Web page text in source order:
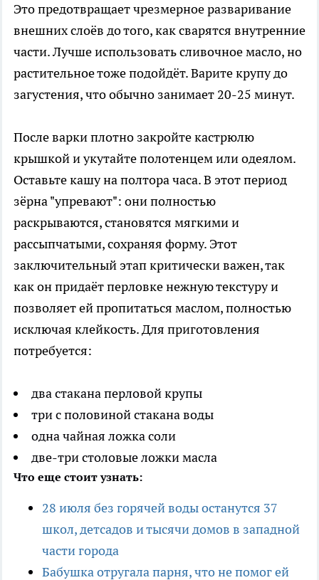
Это предотвращает чрезмерное разваривание
внешних слоёв до того, как сварятся внутренние
части. Лучше использовать сливочное масло, но
растительное тоже подойдёт. Варите крупу до
загустения, что обычно занимает 20-25 минут.
После варки плотно закройте кастрюлю
крышкой и укутайте полотенцем или одеялом.
Оставьте кашу на полтора часа. В этот период
зёрна "упревают": они полностью
раскрываются, становятся мягкими и
рассыпчатыми, сохраняя форму. Этот
заключительный этап критически важен, так
как он придаёт перловке нежную текстуру и
позволяет ей пропитаться маслом, полностью
исключая клейкость. Для приготовления
потребуется:
два стакана перловой крупы
три с половиной стакана воды
одна чайная ложка соли
две-три столовые ложки масла
Что еще стоит узнать:
28 июля без горячей воды останутся 37
школ, детсадов и тысячи домов в западной
части города
Бабушка отругала парня, что не помог ей